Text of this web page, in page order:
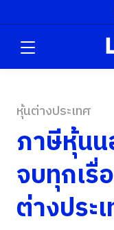
หุ้นต่างประเทศ
ภาษีหุ้น
จบทุกเรื่
ต่างประ